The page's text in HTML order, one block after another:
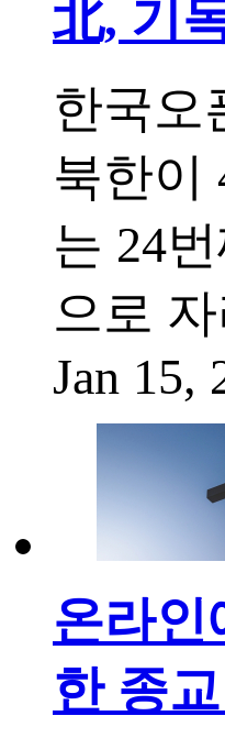
北, 기
한국오
북한이
는 24
으로
Jan 15,
온라인
한 종